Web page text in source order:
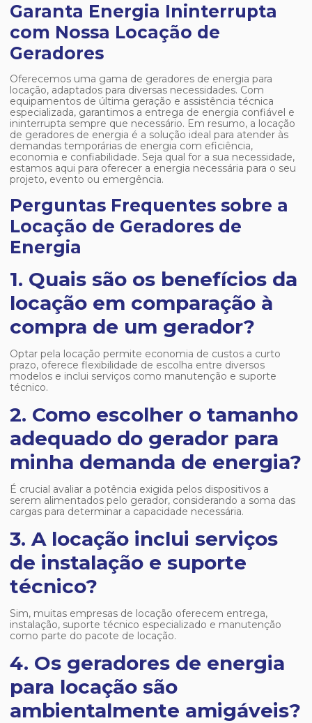
Garanta Energia Ininterrupta
com Nossa Locação de
Geradores
Oferecemos uma gama de geradores de energia para
locação, adaptados para diversas necessidades. Com
equipamentos de última geração e assistência técnica
especializada, garantimos a entrega de energia confiável e
ininterrupta sempre que necessário. Em resumo, a locação
de geradores de energia é a solução ideal para atender às
demandas temporárias de energia com eficiência,
economia e confiabilidade. Seja qual for a sua necessidade,
estamos aqui para oferecer a energia necessária para o seu
projeto, evento ou emergência.
Perguntas Frequentes sobre a
Locação de Geradores de
Energia
1. Quais são os benefícios da
locação em comparação à
compra de um gerador?
Optar pela locação permite economia de custos a curto
prazo, oferece flexibilidade de escolha entre diversos
modelos e inclui serviços como manutenção e suporte
técnico.
2. Como escolher o tamanho
adequado do gerador para
minha demanda de energia?
É crucial avaliar a potência exigida pelos dispositivos a
serem alimentados pelo gerador, considerando a soma das
cargas para determinar a capacidade necessária.
3. A locação inclui serviços
de instalação e suporte
técnico?
Sim, muitas empresas de locação oferecem entrega,
instalação, suporte técnico especializado e manutenção
como parte do pacote de locação.
4. Os geradores de energia
para locação são
ambientalmente amigáveis?